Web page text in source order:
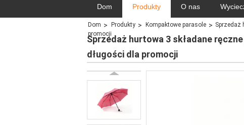
Dom Produkty O nas
Sitemap
Dom Produkty Kompaktowe parasole
Sprzedaż
promocji
Sprzedaż hurtowa 3 składane
długości dla promocji